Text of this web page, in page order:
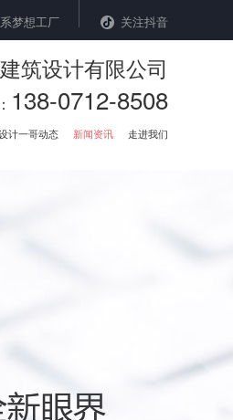
梦想工厂 关注抖音
筑设计有限公司
138-0712-8508
计一哥动态 新闻资讯 走进我们